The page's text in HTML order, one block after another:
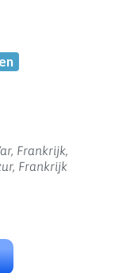
Frankrijk,
Frankrijk